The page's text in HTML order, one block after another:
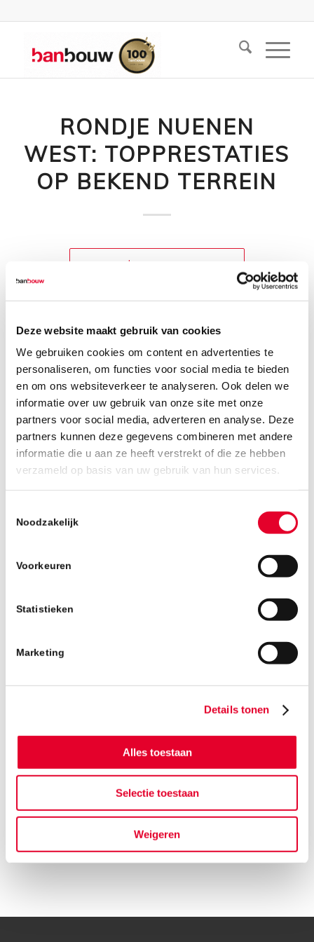
Deze website maakt gebruik van cookies
We gebruiken cookies om content en advertenties te
personaliseren, om functies voor social media te bieden
en om ons websiteverkeer te analyseren. Ook delen we
informatie over uw gebruik van onze site met onze
partners voor social media, adverteren en analyse. Deze
partners kunnen deze gegevens combineren met andere
informatie die u aan ze heeft verstrekt of die ze hebben
verzameld op basis van uw gebruik van hun services.
Noodzakelijk
Voorkeuren
Statistieken
Marketing
Details tonen
Alles toestaan
Selectie toestaan
Weigeren
RONDJE NUENEN
WEST: TOPPRESTATIES
OP BEKEND TERREIN
Lees meer
22 MEI 2019
BANFONDS NATURA
STEUNT KLEURRIJK
BREIPROJECT IN
EINDHOVENSE
Deze week staat Eindhoven weer in het teken
toveren de bewoners van Vitalis en Archipel
helpers en BanFonds Natura, de Bergstraat om
in een Yarn Bombing-project. Yarn Bombing is
Lees meer
24 OKTOBER 2017